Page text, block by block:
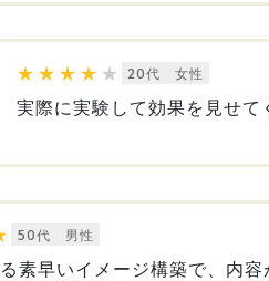
★ ★ ★ ★ ★ 20代 女性
実際に実験して効果を見せて
50代 男性
素早いイメージ構築で、内容